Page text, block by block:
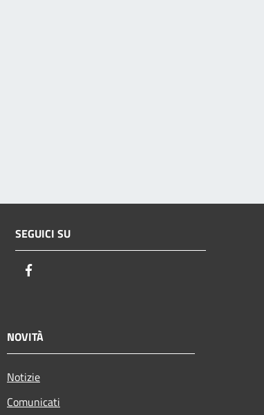
SEGUICI SU
NOVITÀ
Notizie
Comunicati